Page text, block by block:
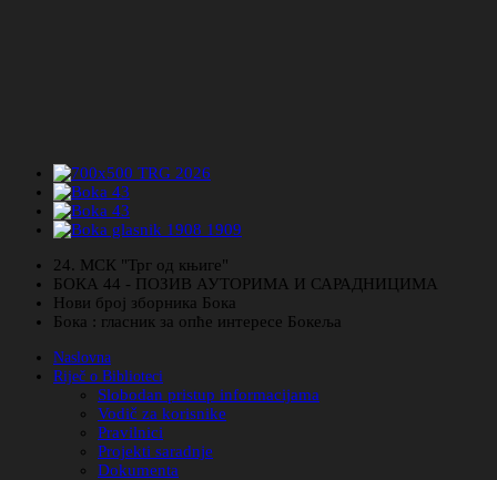
24. МСК "Трг од књиге"
БОКА 44 - ПОЗИВ АУТОРИМА И САРАДНИЦИМА
Нови број зборника Бока
Бока : гласник за опће интересе Бокеља
Naslovna
Riječ o Biblioteci
Slobodan pristup informacijama
Vodič za korisnike
Pravilnici
Projekti saradnje
Dokumenta